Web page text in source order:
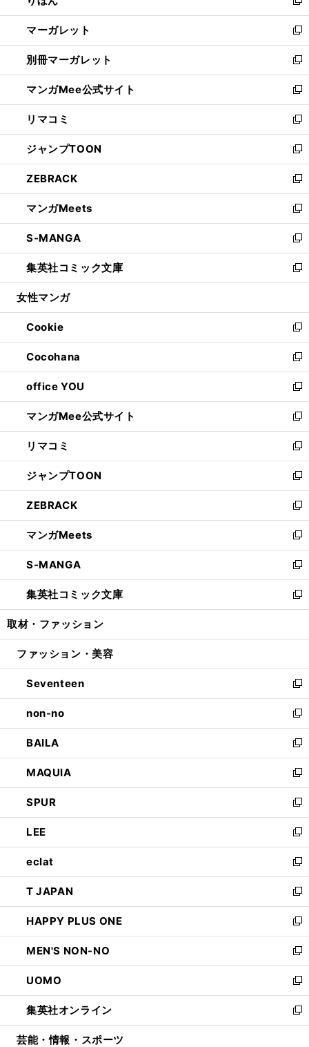
開
く
ウ
で
開
く
ン
ド
ウ
で
開
く
新
し
い
ウ
ィ
ン
ド
ウ
で
開
く
マーガレット
新
し
い
ウ
ィ
ン
ド
ウ
で
開
く
別冊マーガレット
新
し
い
ウ
ィ
ン
ド
ウ
で
開
く
マンガMee公式サイト
新
し
い
ウ
ィ
ン
ド
ウ
で
開
く
リマコミ
新
し
い
ウ
ィ
ン
ド
ウ
で
開
く
ジャンプTOON
新
し
い
ウ
ィ
ン
ド
ウ
で
開
ZEBRACK
新
し
い
ウ
ィ
ン
ド
ウ
開
く
マンガMeets
新
し
い
ウ
ィ
ン
ウ
で
開
く
S-MANGA
新
し
い
ウ
ン
ド
ウ
で
開
く
集英社コミック文庫
新
し
ウ
ィ
ン
ド
ウ
で
開
く
女性マンガ
Cookie
新
し
い
ウ
ィ
ン
ド
ウ
で
開
く
Cocohana
新
し
い
ウ
ィ
ン
ド
ウ
で
開
く
office YOU
新
し
い
ウ
ィ
ン
ド
ウ
で
開
く
マンガMee公式サイト
新
し
い
ウ
ィ
ン
ド
ウ
で
開
く
リマコミ
新
し
い
ウ
ィ
ン
ド
ウ
で
開
く
ジャンプTOON
新
し
い
ウ
ィ
ン
ド
ウ
で
開
ZEBRACK
新
し
い
ウ
ィ
ン
ド
ウ
開
マンガMeets
新
し
い
ウ
ィ
ン
ウ
開
く
S-MANGA
新
し
い
ウ
ン
ウ
で
開
く
集英社コミック文庫
新
し
ウ
ン
ド
ウ
で
開
く
取材・ファッション
ファッション・美容
Seventeen
新
し
い
ウ
ィ
ン
ド
ウ
で
開
く
non-no
新
し
い
ウ
ィ
ン
ド
ウ
で
開
く
BAILA
新
し
い
ウ
ィ
ン
ド
ウ
で
開
く
MAQUIA
新
し
い
ウ
ィ
ン
ド
ウ
で
開
く
SPUR
新
し
い
ウ
ィ
ン
ド
ウ
で
開
く
LEE
新
し
い
ウ
ィ
ン
ド
ウ
で
開
く
eclat
新
し
い
ウ
ィ
ン
ド
ウ
で
開
く
T JAPAN
新
し
い
ウ
ィ
ン
ド
ウ
で
開
HAPPY PLUS ONE
新
し
い
ウ
ィ
ン
ド
ウ
MEN'S NON-NO
新
し
い
ウ
ィ
ン
UOMO
新
し
い
ウ
集英社オンライン
新
し
芸能・情報・スポーツ